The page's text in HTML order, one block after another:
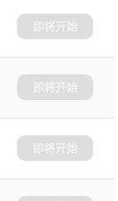
即将开始
即将开始
即将开始